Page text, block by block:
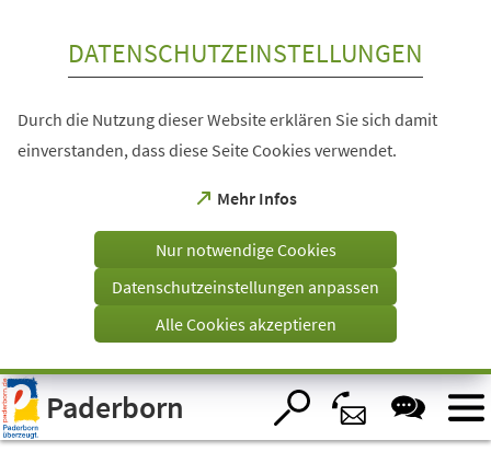
Visuelle
Assistenzsoftware
öffnen.
DATENSCHUTZEINSTELLUNGEN
Durch die Nutzung dieser Website erklären Sie sich damit
einverstanden, dass diese Seite Cookies verwendet.
Mehr Infos
(Öffnet
einem
Tab)
Nur notwendige Cookies
Datenschutzeinstellungen anpassen
Alle Cookies akzeptieren
Paderborn